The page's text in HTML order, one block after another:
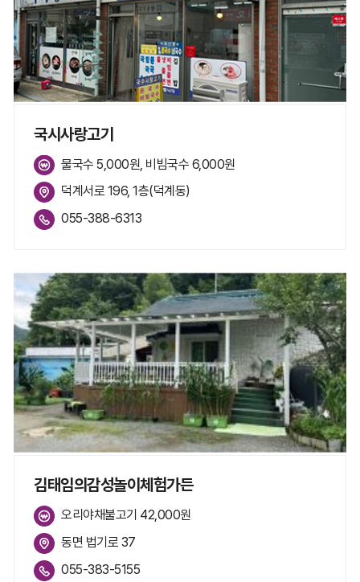
국시사랑고기
물국수 5,000원, 비빔국수 6,000원
덕계서로 196, 1층(덕계동)
055-388-6313
김태임의감성놀이체험가든
오리야채불고기 42,000원
동면 법기로 37
055-383-5155